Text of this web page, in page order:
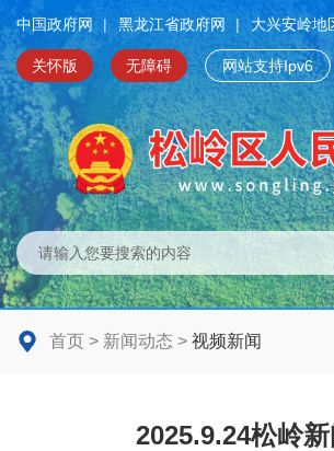
中国政府网 | 黑龙江省政府网 | 大兴安岭地
关怀版 无障碍 网站支持Ipv6
首页 > 新闻动态 > 视频新闻
2025.9.24松岭